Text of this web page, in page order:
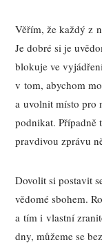
Věřím, že každý z
Je dobré si je
blokuje ve
v tom, abychom
a uvolnit místo pro
podnikat. Případně
pravdivou zprávu
Dovolit si postavit
vědomé sbohem.
a tím i vlastní
dny, můžeme se